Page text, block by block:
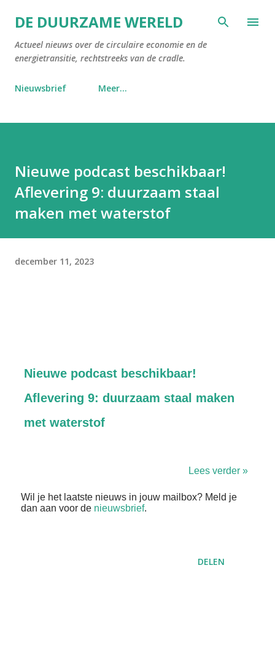
Doorgaan naar hoofdcontent
DE DUURZAME WERELD
Actueel nieuws over de circulaire economie en de
energietransitie, rechtstreeks van de cradle.
Nieuwsbrief Meer…
Nieuwe podcast beschikbaar!
Aflevering 9: duurzaam staal
maken met waterstof
december 11, 2023
Nieuwe podcast beschikbaar!
Aflevering 9: duurzaam staal maken
met waterstof
Lees verder »
Wil je het laatste nieuws in jouw mailbox? Meld je
dan aan voor de nieuwsbrief.
DELEN